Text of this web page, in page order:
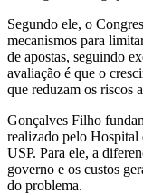
Segundo ele, o
mecanismos para
de apostas, seguindo
avaliação é que o
que reduzam os riscos
Gonçalves Filho
realizado pelo Hospital
USP. Para ele, a
governo e os custos
do problema.